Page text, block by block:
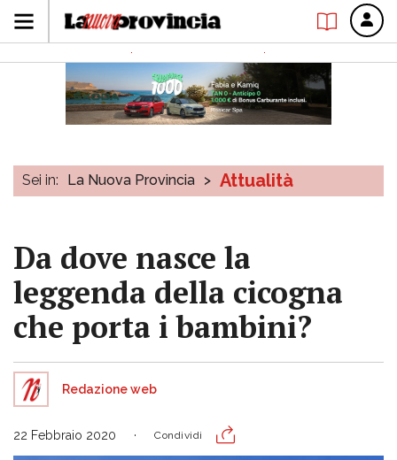
Sei in: La Nuova Provincia > Attualità
Da dove nasce la
leggenda della cicogna
che porta i bambini?
Redazione web
22 Febbraio 2020 Condividi